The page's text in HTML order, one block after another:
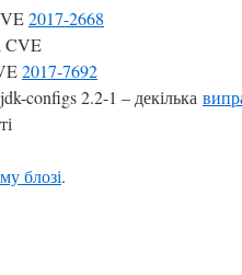
2017-2668
CVE
2017-7692
configs 2.2-1 – декілька
блозі.